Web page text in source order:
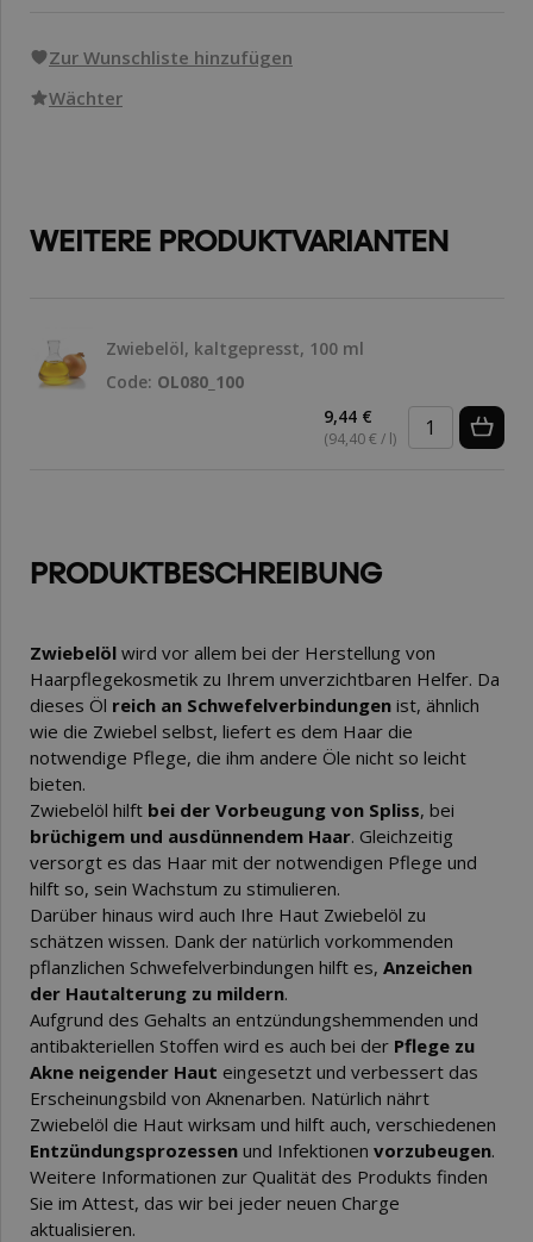
Zur Wunschliste hinzufügen
Wächter
WEITERE PRODUKTVARIANTEN
Zwiebelöl, kaltgepresst, 100 ml
Code: OL080_100
9,44 €
(94,40 € / l)
PRODUKTBESCHREIBUNG
Zwiebelöl wird vor allem bei der Herstellung von
Haarpflegekosmetik zu Ihrem unverzichtbaren Helfer. Da
dieses Öl reich an Schwefelverbindungen ist, ähnlich
wie die Zwiebel selbst, liefert es dem Haar die
notwendige Pflege, die ihm andere Öle nicht so leicht
bieten.
Zwiebelöl hilft bei der Vorbeugung von Spliss, bei
brüchigem und ausdünnendem Haar. Gleichzeitig
versorgt es das Haar mit der notwendigen Pflege und
hilft so, sein Wachstum zu stimulieren.
Darüber hinaus wird auch Ihre Haut Zwiebelöl zu
schätzen wissen. Dank der natürlich vorkommenden
pflanzlichen Schwefelverbindungen hilft es, Anzeichen
der Hautalterung zu mildern.
Aufgrund des Gehalts an entzündungshemmenden und
antibakteriellen Stoffen wird es auch bei der Pflege zu
Akne neigender Haut eingesetzt und verbessert das
Erscheinungsbild von Aknenarben. Natürlich nährt
Zwiebelöl die Haut wirksam und hilft auch, verschiedenen
Entzündungsprozessen und Infektionen vorzubeugen.
Weitere Informationen zur Qualität des Produkts finden
Sie im Attest, das wir bei jeder neuen Charge
aktualisieren.